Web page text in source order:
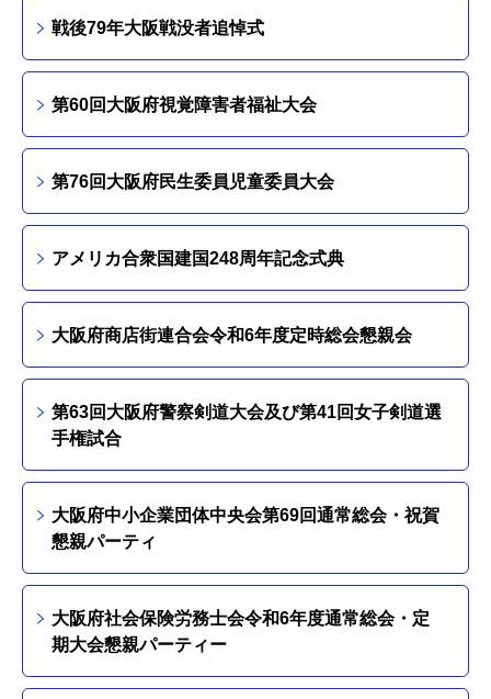
戦後79年大阪戦没者追悼式
第60回大阪府視覚障害者福祉大会
第76回大阪府民生委員児童委員大会
アメリカ合衆国建国248周年記念式典
大阪府商店街連合会令和6年度定時総会懇親会
第63回大阪府警察剣道大会及び第41回女子剣道選
手権試合
大阪府中小企業団体中央会第69回通常総会・祝賀
懇親パーティ
大阪府社会保険労務士会令和6年度通常総会・定
期大会懇親パーティー